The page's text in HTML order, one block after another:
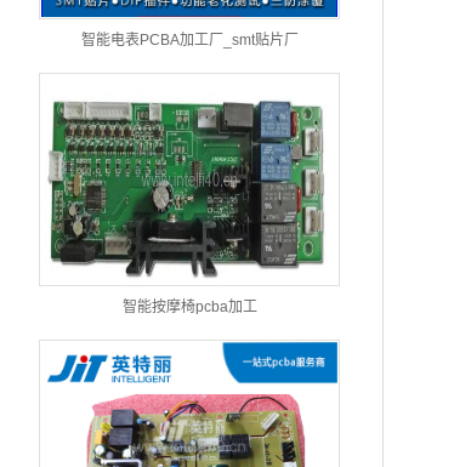
智能电表PCBA加工厂_smt贴片厂
智能按摩椅pcba加工